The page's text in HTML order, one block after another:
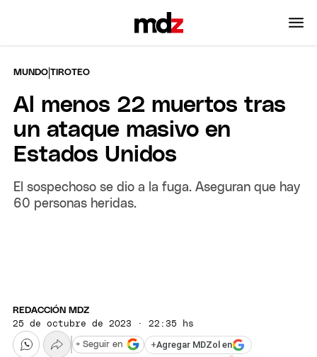
MUNDO |TIROTEO
Al menos 22 muertos tras
un ataque masivo en
Estados Unidos
El sospechoso se dio a la fuga. Aseguran que hay
60 personas heridas.
REDACCIÓN MDZ
25 de octubre de 2023 · 22:35 hs
+Agregar MDZol en
+ Seguir en